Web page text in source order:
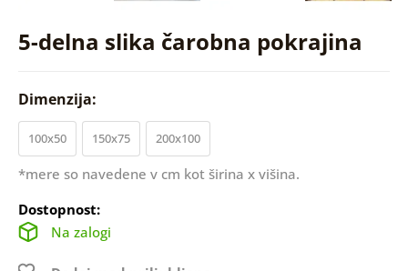
5-delna slika čarobna pokrajina
Dimenzija:
100x50 150x75 200x100
*mere so navedene v cm kot širina x višina.
Dostopnost:
Na zalogi